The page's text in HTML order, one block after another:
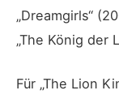
„Dreamgirls“
„The König der
Für „The Lion